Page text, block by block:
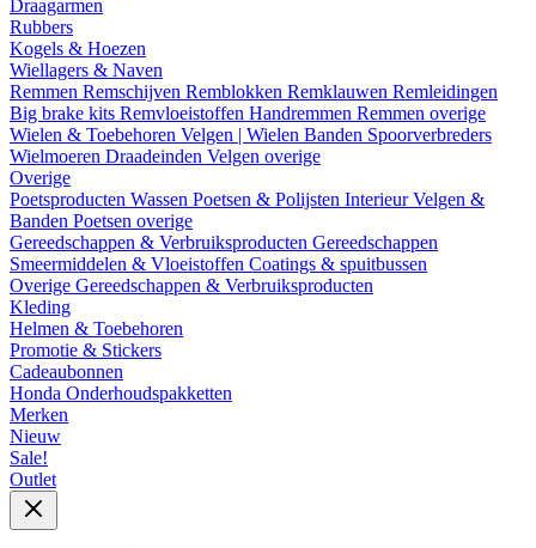
Draagarmen
Rubbers
Kogels & Hoezen
Wiellagers & Naven
Remmen Remschijven Remblokken Remklauwen Remleidingen
Big brake kits Remvloeistoffen Handremmen Remmen overige
Wielen & Toebehoren Velgen | Wielen Banden Spoorverbreders
Wielmoeren Draadeinden Velgen overige
Overige
Poetsproducten Wassen Poetsen & Polijsten InterieurVelgen &
Banden Poetsen overige
Gereedschappen & Verbruiksproducten Gereedschappen
Smeermiddelen & Vloeistoffen Coatings & spuitbussen
Overige Gereedschappen & Verbruiksproducten
Kleding
Helmen & Toebehoren
Promotie & Stickers
Cadeaubonnen
Honda Onderhoudspakketten
Merken
Nieuw
Sale!
Outlet